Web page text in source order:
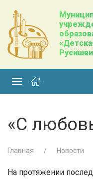
«С
Главная Новости
На протяжении